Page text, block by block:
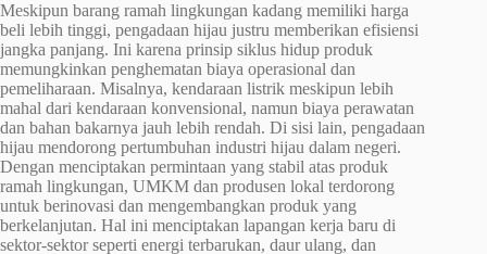
Meskipun barang ramah lingkungan kadang memiliki harga
beli lebih tinggi, pengadaan hijau justru memberikan efisiensi
jangka panjang. Ini karena prinsip siklus hidup produk
memungkinkan penghematan biaya operasional dan
pemeliharaan. Misalnya, kendaraan listrik meskipun lebih
mahal dari kendaraan konvensional, namun biaya perawatan
dan bahan bakarnya jauh lebih rendah. Di sisi lain, pengadaan
hijau mendorong pertumbuhan industri hijau dalam negeri.
Dengan menciptakan permintaan yang stabil atas produk
ramah lingkungan, UMKM dan produsen lokal terdorong
untuk berinovasi dan mengembangkan produk yang
berkelanjutan. Hal ini menciptakan lapangan kerja baru di
sektor-sektor seperti energi terbarukan, daur ulang, dan